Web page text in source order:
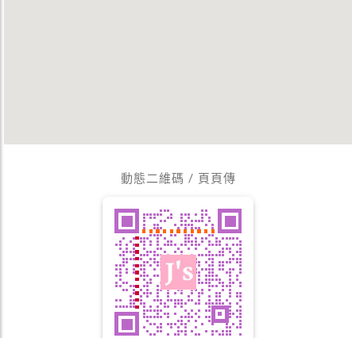
動態二維碼 / 頁頁傳